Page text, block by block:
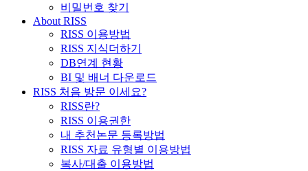
비밀번호 찾기
About RISS
RISS 이용방법
RISS 지식더하기
DB연계 현황
BI 및 배너 다운로드
RISS 처음 방문 이세요?
RISS란?
RISS 이용권한
내 추천논문 등록방법
RISS 자료 유형별 이용방법
복사/대출 이용방법